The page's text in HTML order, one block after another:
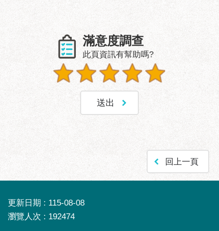
滿意度調查
此頁資訊有幫助嗎?
回上一頁
更新日期
115-08-08
瀏覽人次
192474